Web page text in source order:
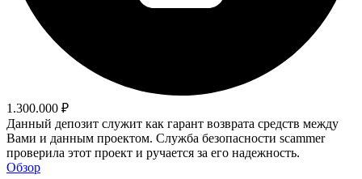
1.300.000 ₽
Данный депозит служит как гарант возврата средств между
Вами и данным проектом. Служба безопасности scammer
проверила этот проект и ручается за его надежность.
Обзор